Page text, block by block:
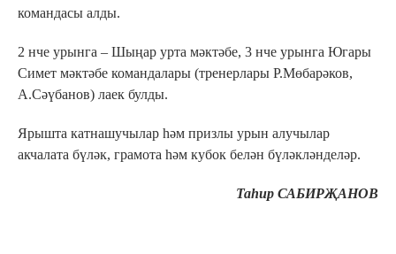
командасы алды.
2 нче урынга – Шыңар урта мәктәбе, 3 нче урынга Югары
Симет мәктәбе командалары (тренерлары Р.Мөбарәков,
А.Сәүбанов) лаек булды.
Ярышта катнашучылар һәм призлы урын алучылар
акчалата бүләк, грамота һәм кубок белән бүләкләнделәр.
Таһир САБИРҖАНОВ